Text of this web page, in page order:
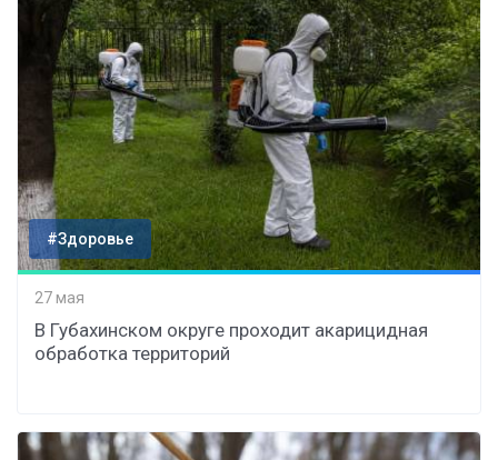
#Здоровье
27 мая
В Губахинском округе проходит акарицидная
обработка территорий